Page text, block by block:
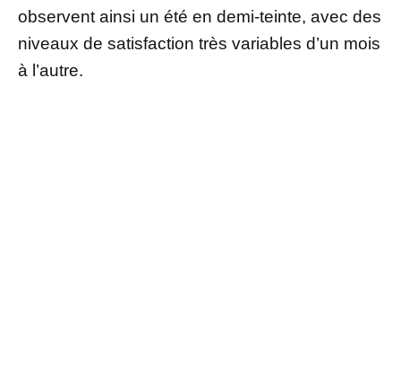
observent ainsi un été en demi-teinte, avec des
niveaux de satisfaction très variables d’un mois
à l’autre.